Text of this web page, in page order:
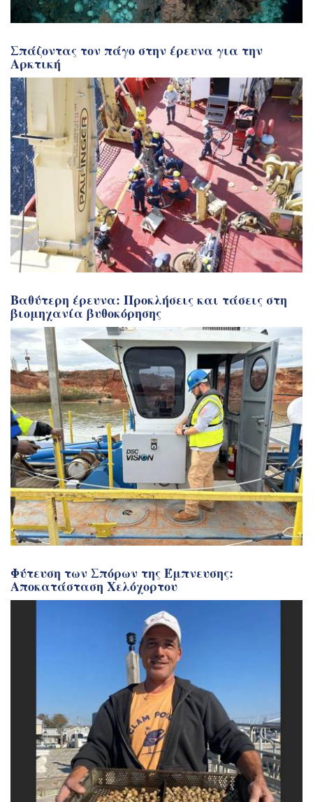
Σπάζοντας τον πάγο στην έρευνα για την
Αρκτική
Βαθύτερη έρευνα: Προκλήσεις και τάσεις στη
βιομηχανία βυθοκόρησης
Φύτευση των Σπόρων της Έμπνευσης:
Αποκατάσταση Χελόχορτου